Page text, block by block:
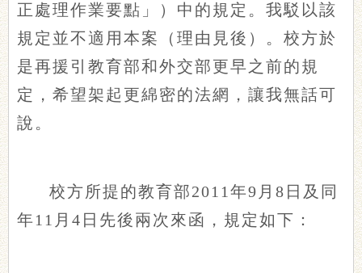
正處理作業要點」）中的規定。我駁以該
規定並不適用本案（理由見後）。校方於
是再援引教育部和外交部更早之前的規
定，希望架起更綿密的法網，讓我無話可
說。
校方所提的教育部2011年9月8日及同
年11月4日先後兩次來函，規定如下：